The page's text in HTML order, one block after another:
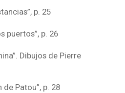
p. 25
puertos”, p. 26
Dibujos de Pierre
Patou”, p. 28